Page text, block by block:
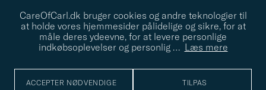
CareOfCarl.dk bruger cookies og andre teknologier til
at holde vores hjemmesider pålidelige og sikre, for at
måle deres ydeevne, for at levere personlige
indkøbsoplevelser og personlig … Læs mere
ACCEPTER NØDVENDIGE TILPAS
info@careofcarl.dk
Behøver du hjælp til at finde din stil? Lad os hjælpe dig, vi hjælper
gerne til!
STILRÅD